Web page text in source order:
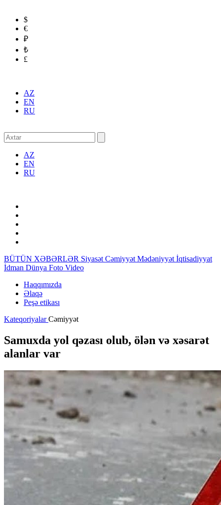
$
€
₽
₺
£
AZ
EN
RU
AZ
EN
RU
BÜTÜN XƏBƏRLƏR Siyasət Cəmiyyət Mədəniyyət İqtisadiyyat
İdman Dünya Foto Video
Haqqımızda
Əlaqə
Peşə etikası
KateqoriyalarCəmiyyət
Samuxda yol qəzası olub, ölən və xəsarət
alanlar var